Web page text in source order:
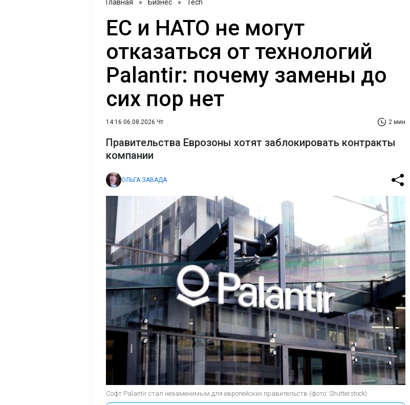
Главная » Бизнес » Tech
ЕС и НАТО не могут
отказаться от технологий
Palantir: почему замены до
сих пор нет
14:16 06.08.2026 Чт 2 мин
Правительства Еврозоны хотят заблокировать контракты
компании
ОЛЬГА ЗАВАДА
Софт Palantir стал незаменимым для европейских правительств (фото: Shutterstock)